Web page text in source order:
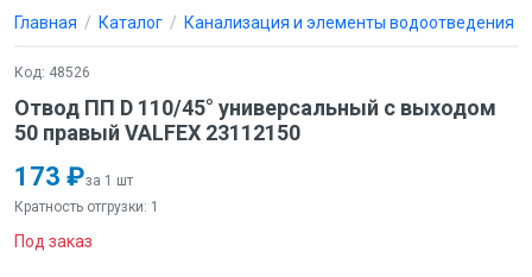
Главная Каталог Канализация и элементы водоотведения
Код: 48526
Отвод ПП D 110/45° универсальный с выходом
50 правый VALFEX 23112150
173 ₽за 1 шт
Кратность отгрузки: 1
Под заказ